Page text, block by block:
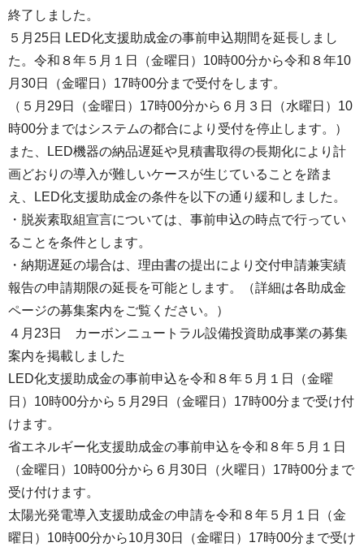
終了しました。
５月25日 LED化支援助成金の事前申込期間を延長しまし
た。令和８年５月１日（金曜日）10時00分から令和８年10
月30日（金曜日）17時00分まで受付をします。
（５月29日（金曜日）17時00分から６月３日（水曜日）10
時00分まではシステムの都合により受付を停止します。）
また、LED機器の納品遅延や見積書取得の長期化により計
画どおりの導入が難しいケースが生じていることを踏ま
え、LED化支援助成金の条件を以下の通り緩和しました。
・脱炭素取組宣言については、事前申込の時点で行ってい
ることを条件とします。
・納期遅延の場合は、理由書の提出により交付申請兼実績
報告の申請期限の延長を可能とします。（詳細は各助成金
ページの募集案内をご覧ください。）
４月23日 カーボンニュートラル設備投資助成事業の募集
案内を掲載しました
LED化支援助成金の事前申込を令和８年５月１日（金曜
日）10時00分から５月29日（金曜日）17時00分まで受け付
けます。
省エネルギー化支援助成金の事前申込を令和８年５月１日
（金曜日）10時00分から６月30日（火曜日）17時00分まで
受け付けます。
太陽光発電導入支援助成金の申請を令和８年５月１日（金
曜日）10時00分から10月30日（金曜日）17時00分まで受け